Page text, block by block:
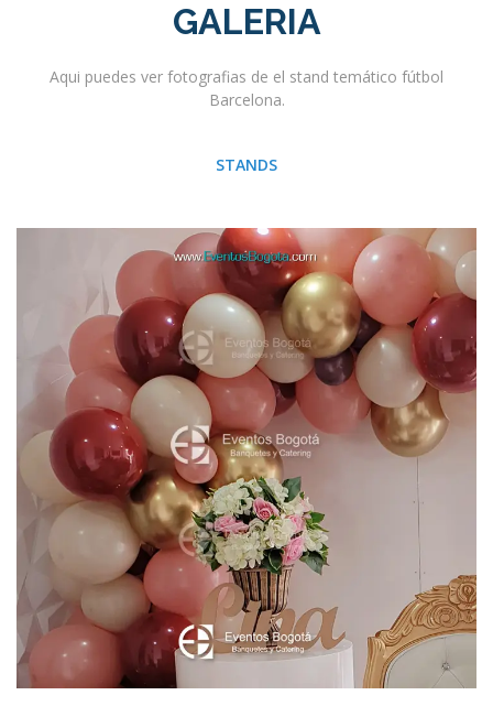
GALERIA
Aqui puedes ver fotografias de el stand temático fútbol
Barcelona.
STANDS